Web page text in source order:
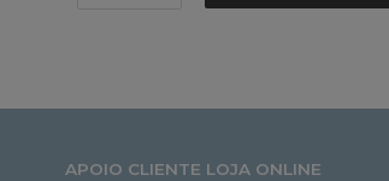
APOIO CLIENTE LOJA ONLINE